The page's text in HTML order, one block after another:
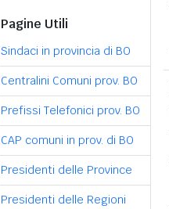
Pagine Utili
Sindaci in provincia di BO
Centralini Comuni prov. BO
Prefissi Telefonici prov. BO
CAP comuni in prov. di BO
Presidenti delle Province
Presidenti delle Regioni